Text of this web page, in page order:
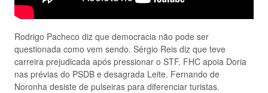
Rodrigo Pacheco diz que democracia não pode ser
questionada como vem sendo. Sérgio Reis diz que teve
carreira prejudicada após pressionar o STF. FHC apoia Doria
nas prévias do PSDB e desagrada Leite. Fernando de
Noronha desiste de pulseiras para diferenciar turistas.